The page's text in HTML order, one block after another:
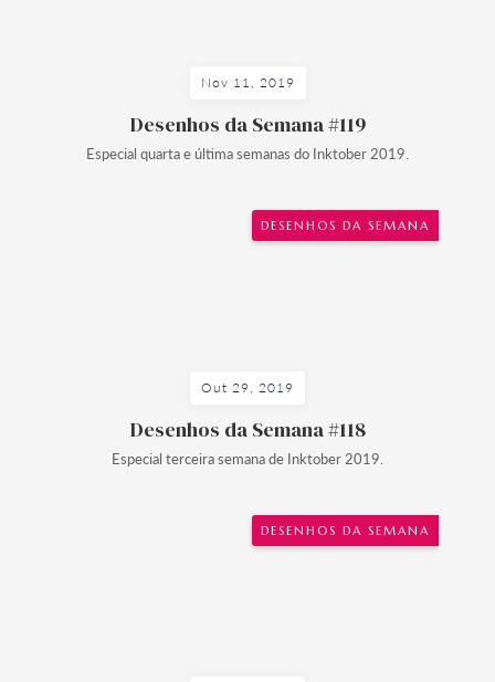
Nov 11, 2019
Desenhos da Semana #119
Especial quarta e última semanas do Inktober 2019.
DESENHOS DA SEMANA
Out 29, 2019
Desenhos da Semana #118
Especial terceira semana de Inktober 2019.
DESENHOS DA SEMANA